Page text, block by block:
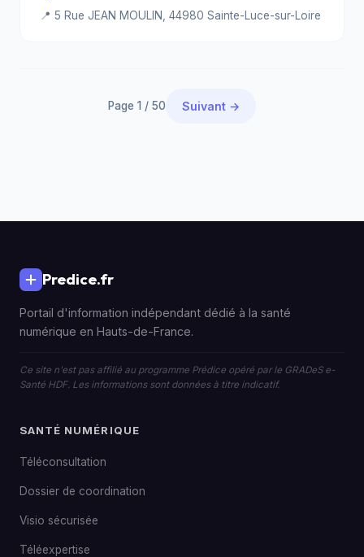
📍 5 Rue JEAN MOULIN, 44980 Sainte-Luce-sur-Loire
Page 1 / 50 Suivant →
Predice.fr
Portail d'information indépendant dédié à la santé
numérique en Hauts-de-France.
Ce site n'est pas affilié au programme Prédice opéré par le GRADeS e-
Santé HDF. Les informations sont données à titre indicatif.
SANTÉ NUMÉRIQUE
Téléconsultation
Dossier de coordination
Visio sécurisée
Téléexpertise